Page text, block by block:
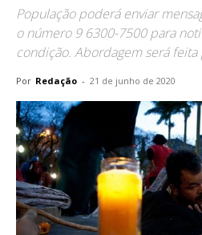
População poderá enviar
o número 9 6300-7500 para
condição. Abordagem será
Por Redação - 21 de junho de 2020